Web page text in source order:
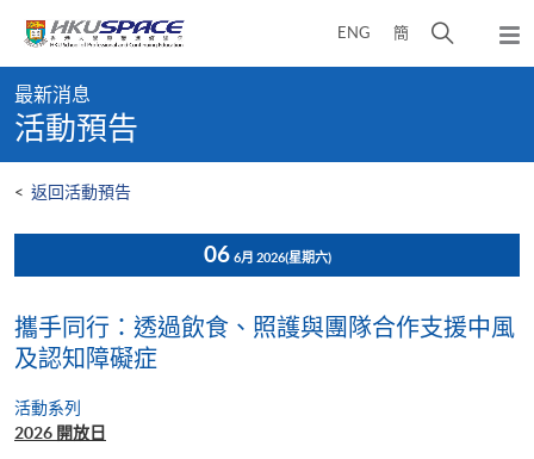
content
ENG 簡
開
彈
出
content
start
最新消息
活動預告
< 返回活動預告
06 6月 2026(星期六)
攜手同行：透過飲食、照護與團隊合作支援中風
及認知障礙症
活動系列
2026 開放日